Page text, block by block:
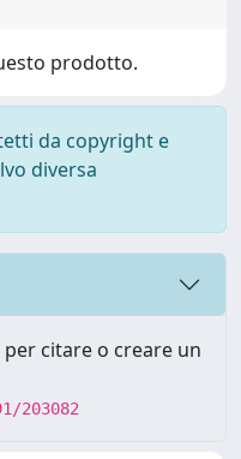
prodotto.
da copyright e
diversa
citare o creare un
203082